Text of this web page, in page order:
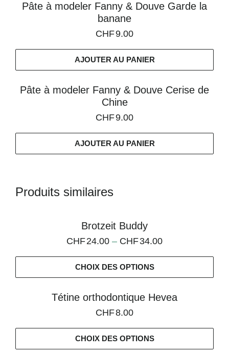
Pâte à modeler Fanny & Douve Garde la
banane
CHF9.00
AJOUTER AU PANIER
Pâte à modeler Fanny & Douve Cerise de
Chine
CHF9.00
AJOUTER AU PANIER
Produits similaires
Brotzeit Buddy
CHF24.00 – CHF34.00
CHOIX DES OPTIONS
Tétine orthodontique Hevea
CHF8.00
CHOIX DES OPTIONS